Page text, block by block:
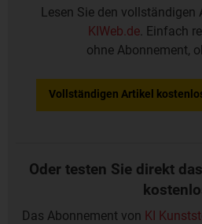
Lesen Sie den
KIWeb.de. Einfach
ohne Abonnement,
Vollständigen Artikel
Oder testen Sie direkt
Das Abonnement von KI